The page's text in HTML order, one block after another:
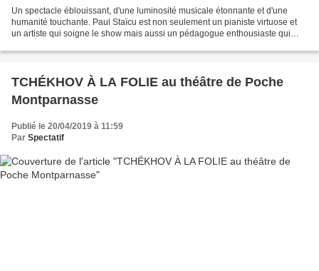
Un spectacle éblouissant, d'une luminosité musicale étonnante et d'une
humanité touchante. Paul Staïcu est non seulement un pianiste virtuose et
un artiste qui soigne le show mais aussi un pédagogue enthousiaste qui
TCHÉKHOV À LA FOLIE au théâtre de Poche
Montparnasse
Publié le 20/04/2019 à 11:59
Par Spectatif